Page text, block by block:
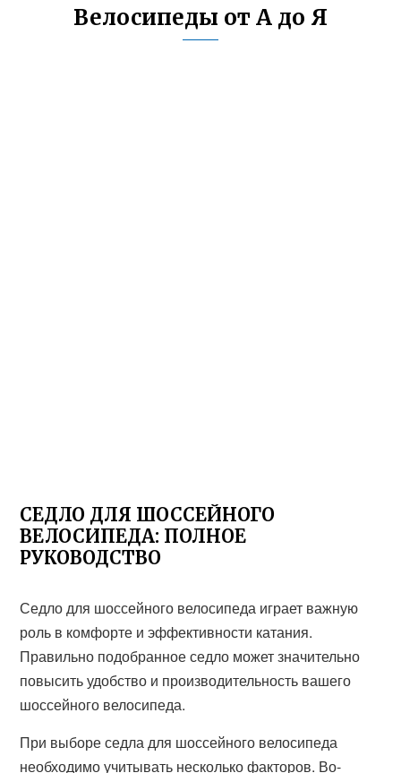
Велосипеды от А до Я
СЕДЛО ДЛЯ ШОССЕЙНОГО
ВЕЛОСИПЕДА: ПОЛНОЕ
РУКОВОДСТВО
Седло для шоссейного велосипеда играет важную
роль в комфорте и эффективности катания.
Правильно подобранное седло может значительно
повысить удобство и производительность вашего
шоссейного велосипеда.
При выборе седла для шоссейного велосипеда
необходимо учитывать несколько факторов. Во-